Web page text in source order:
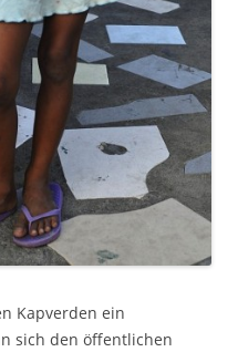
Kapverden ein
sich den öffentlichen